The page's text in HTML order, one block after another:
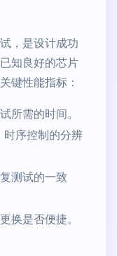
，是设计成功
知良好的芯片
键性能指标：
所需的时间。
时序控制的分辨
测试的一致
换是否便捷。